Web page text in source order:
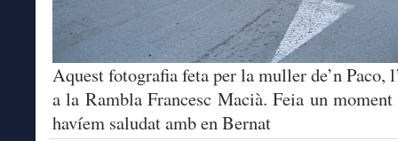
Aquest fotografia feta per la muller de’n Paco,
a la Rambla Francesc Macià. Feia un moment
havíem saludat amb en Bernat